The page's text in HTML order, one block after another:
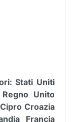
Stati Uniti
Unito
Croazia
Francia